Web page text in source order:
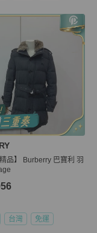
品】 Burberry 巴寶利 羽
台灣 免運